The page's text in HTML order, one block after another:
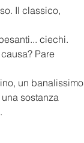
Il classico,
ciechi.
Pare
un banalissimo
sostanza